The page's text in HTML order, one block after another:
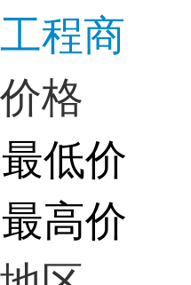
工程商
价格